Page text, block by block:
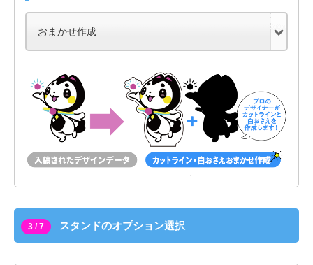
3 / 7 スタンドのオプション選択